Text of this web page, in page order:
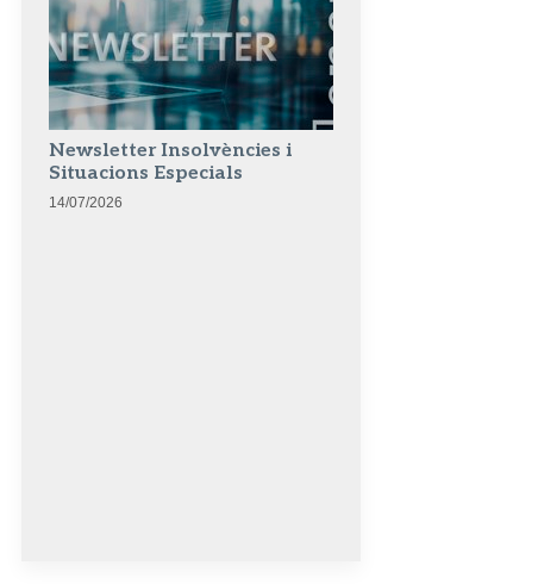
Newsletter Insolvències i
Situacions Especials
14/07/2026